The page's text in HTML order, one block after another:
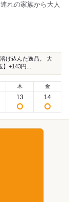
れの家族から大人
け込んた逸品。 大
】+143円...
木
13
金
14